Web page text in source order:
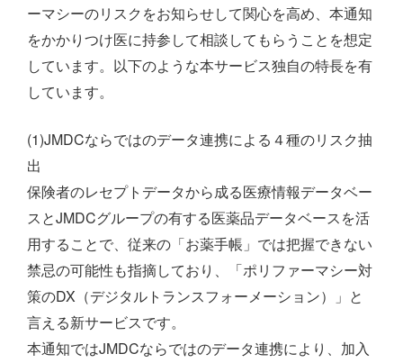
ーマシーのリスクをお知らせして関心を高め、本通知
をかかりつけ医に持参して相談してもらうことを想定
しています。以下のような本サービス独自の特長を有
しています。
(1)JMDCならではのデータ連携による４種のリスク抽
出
保険者のレセプトデータから成る医療情報データベー
スとJMDCグループの有する医薬品データベースを活
用することで、従来の「お薬手帳」では把握できない
禁忌の可能性も指摘しており、「ポリファーマシー対
策のDX（デジタルトランスフォーメーション）」と
言える新サービスです。
本通知ではJMDCならではのデータ連携により、加入